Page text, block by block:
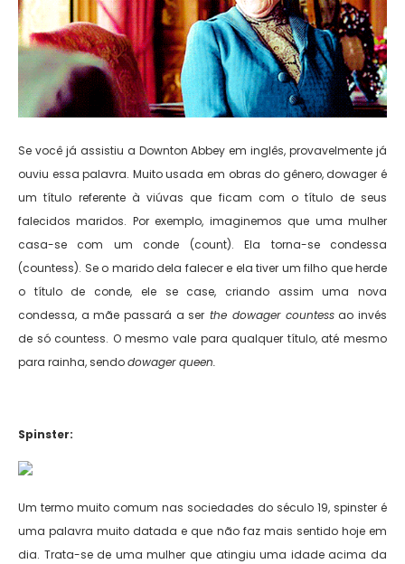
Se você já assistiu a Downton Abbey em inglês, provavelmente já
ouviu essa palavra. Muito usada em obras do gênero, dowager é
um título referente à viúvas que ficam com o título de seus
falecidos maridos. Por exemplo, imaginemos que uma mulher
casa-se com um conde (count). Ela torna-se condessa
(countess). Se o marido dela falecer e ela tiver um filho que herde
o título de conde, ele se case, criando assim uma nova
condessa, a mãe passará a ser the dowager countessao invés
de só countess. O mesmo vale para qualquer título, até mesmo
para rainha, sendodowager queen.
Spinster:
Um termo muito comum nas sociedades do século 19, spinster é
uma palavra muito datada e que não faz mais sentido hoje em
dia. Trata-se de uma mulher que atingiu uma idade acima da